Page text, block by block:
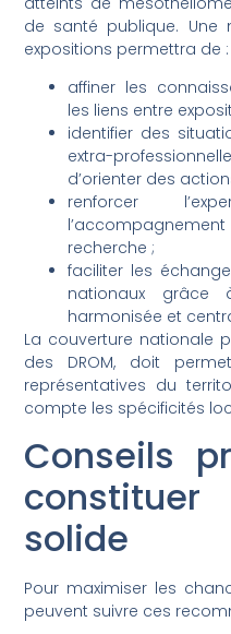
de santé publique. Une
expositions permettra de :
affiner les
les liens entre
identifier des
extra-
d’orienter des
renforcer
recherche ;
faciliter les
nationaux
harmonisée et
La couverture nationale
des DROM, doit
représentatives du
compte les spécificités
Conseils
solide
Pour maximiser les
peuvent suivre ces